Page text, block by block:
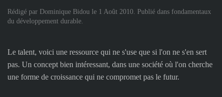
Rédigé par Dominique Bidou le 1 Août 2010. Publié dans fondamentaux
du développement durable.
Le talent, voici une ressource qui ne s'use que si l'on ne s'en sert
pas. Un concept bien intéressant, dans une société où l'on cherche
une forme de croissance qui ne compromet pas le futur.